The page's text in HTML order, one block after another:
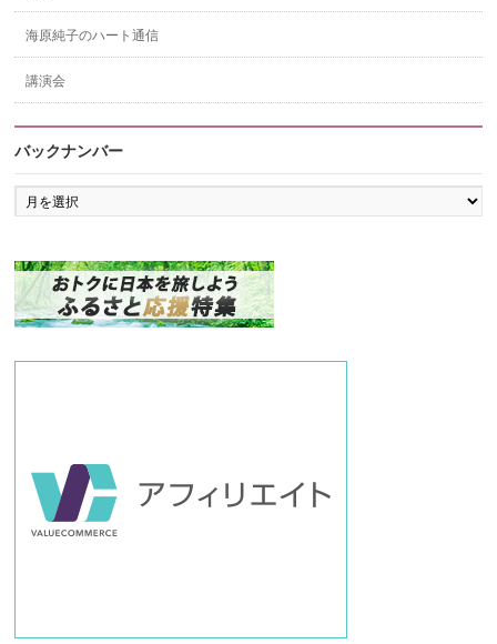
海原純子のハート通信
講演会
バックナンバー
バ
ッ
ン
バ
ー